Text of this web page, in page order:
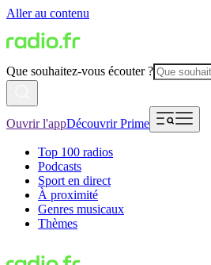
Aller au contenu
Que souhaitez-vous écouter ?
Ouvrir l'appDécouvrir Prime
Top 100 radios
Podcasts
Sport en direct
À proximité
Genres musicaux
Thèmes